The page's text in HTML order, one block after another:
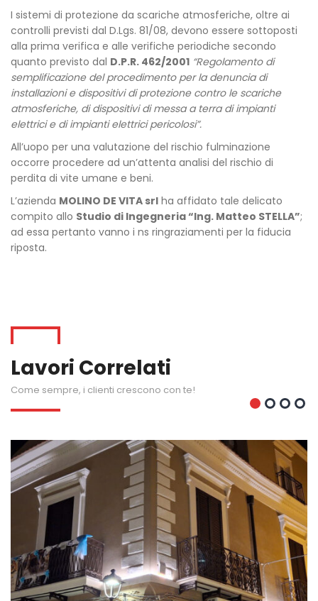
I sistemi di protezione da scariche atmosferiche, oltre ai
controlli previsti dal D.Lgs. 81/08, devono essere sottoposti
alla prima verifica e alle verifiche periodiche secondo
quanto previsto dal D.P.R. 462/2001 “Regolamento di
semplificazione del procedimento per la denuncia di
installazioni e dispositivi di protezione contro le scariche
atmosferiche, di dispositivi di messa a terra di impianti
elettrici e di impianti elettrici pericolosi”.
All’uopo per una valutazione del rischio fulminazione
occorre procedere ad un’attenta analisi del rischio di
perdita di vite umane e beni.
L’azienda MOLINO DE VITA srl ha affidato tale delicato
compito allo Studio di Ingegneria “Ing. Matteo STELLA”;
ad essa pertanto vanno i ns ringraziamenti per la fiducia
riposta.
Lavori Correlati
Come sempre, i clienti crescono con te!